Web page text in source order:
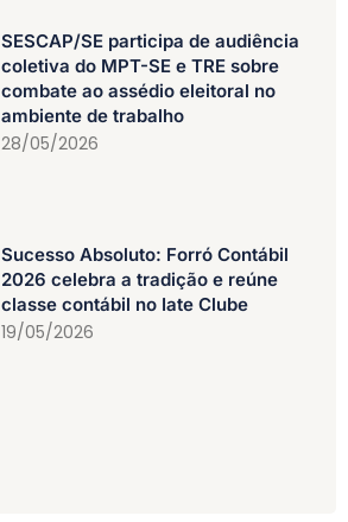
SESCAP/SE participa de audiência
coletiva do MPT-SE e TRE sobre
combate ao assédio eleitoral no
ambiente de trabalho
28/05/2026
Sucesso Absoluto: Forró Contábil
2026 celebra a tradição e reúne
classe contábil no Iate Clube
19/05/2026